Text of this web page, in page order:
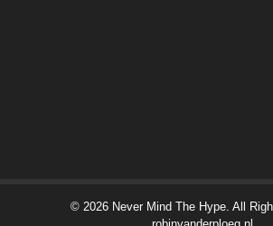
© 2026 Never Mind The Hype. All